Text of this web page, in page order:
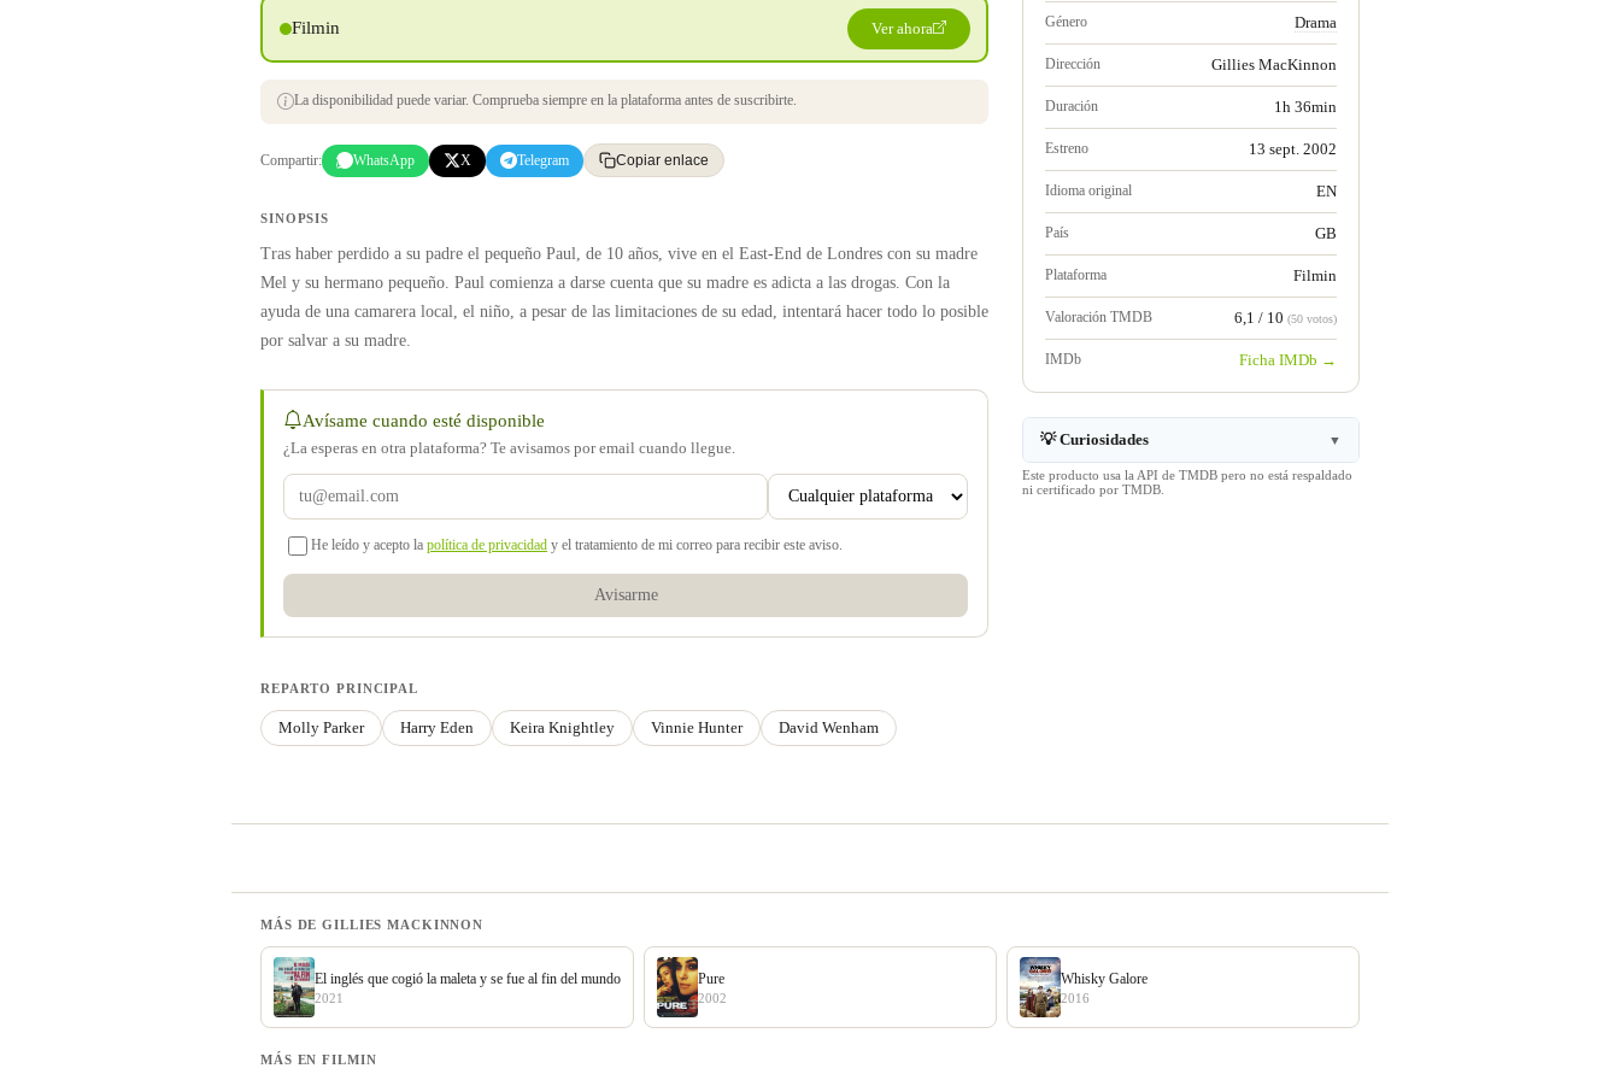
Filmin Ver ahora
La disponibilidad puede variar. Comprueba siempre en la plataforma antes de suscribirte.
Compartir: WhatsApp X Telegram Copiar enlace
SINOPSIS
Tras haber perdido a su padre el pequeño Paul, de 10 años, vive en el East-End de Londres con su madre
Mel y su hermano pequeño. Paul comienza a darse cuenta que su madre es adicta a las drogas. Con la
ayuda de una camarera local, el niño, a pesar de las limitaciones de su edad, intentará hacer todo lo posible
por salvar a su madre.
Avísame cuando esté disponible
¿La esperas en otra plataforma? Te avisamos por email cuando llegue.
He leído y acepto la política de privacidad y el tratamiento de mi correo para recibir este aviso.
Avisarme
REPARTO PRINCIPAL
Molly Parker Harry Eden Keira Knightley Vinnie Hunter David Wenham
Género Drama
Dirección Gillies MacKinnon
Duración 1h 36min
Estreno 13 sept. 2002
Idioma original EN
País GB
Plataforma Filmin
Valoración TMDB 6,1 / 10 (50 votos)
IMDb Ficha IMDb →
💡 Curiosidades ▼
Este producto usa la API de TMDB pero no está respaldado
ni certificado por TMDB.
MÁS DE GILLIES MACKINNON
El inglés que cogió la maleta y se fue al fin del mundo
2021
Pure
2002
Whisky Galore
2016
MÁS EN FILMIN